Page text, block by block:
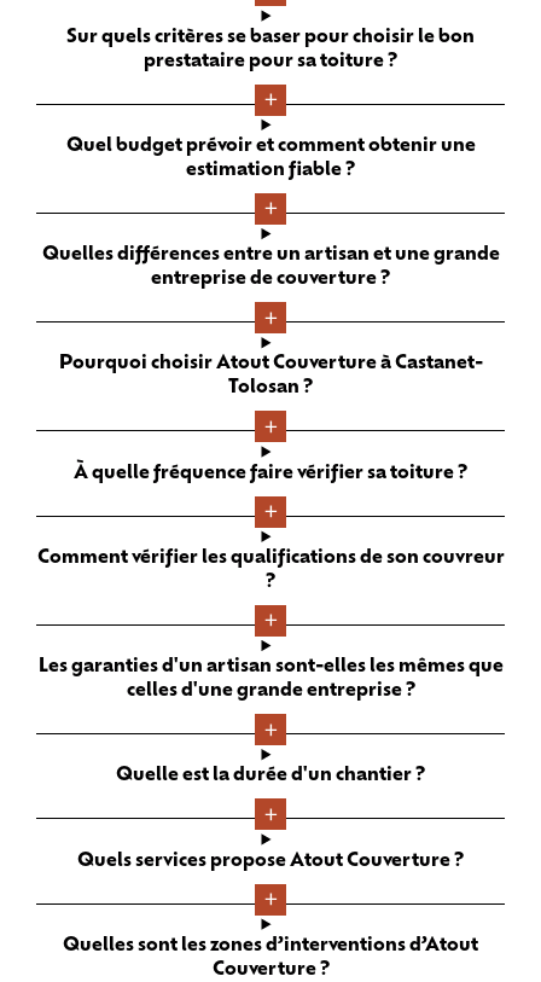
Sur quels critères se baser pour choisir le bon
prestataire pour sa toiture ?
Quel budget prévoir et comment obtenir une
estimation fiable ?
Quelles différences entre un artisan et une grande
entreprise de couverture ?
Pourquoi choisir Atout Couverture à Castanet-
Tolosan ?
À quelle fréquence faire vérifier sa toiture ?
Comment vérifier les qualifications de son couvreur
?
Les garanties d'un artisan sont-elles les mêmes que
celles d'une grande entreprise ?
Quelle est la durée d'un chantier ?
Quels services propose Atout Couverture ?
Quelles sont les zones d’interventions d’Atout
Couverture ?